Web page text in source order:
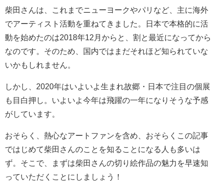
柴田さんは、これまでニューヨークやパリなど、主に海外
でアーティスト活動を重ねてきました。日本で本格的に活
動を始めたのは2018年12月からと、割と最近になってから
なのです。そのため、国内ではまだそれほど知られていな
いかもしれません。
しかし、2020年はいよいよ生まれ故郷・日本で注目の個展
も目白押し。いよいよ今年は飛躍の一年になりそうな予感
がしています。
おそらく、熱心なアートファンを含め、おそらくこの記事
ではじめて柴田さんのことを知ることになる人も多いは
ず。そこで、まずは柴田さんの切り絵作品の魅力を早速知
っていただくことにしましょう！